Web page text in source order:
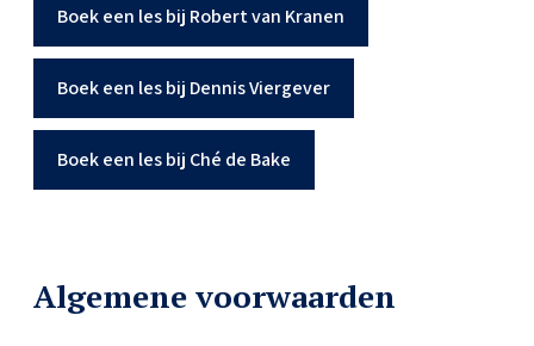
Boek een les bij Robert van Kranen
Boek een les bij Dennis Viergever
Boek een les bij Ché de Bake
Algemene voorwaarden